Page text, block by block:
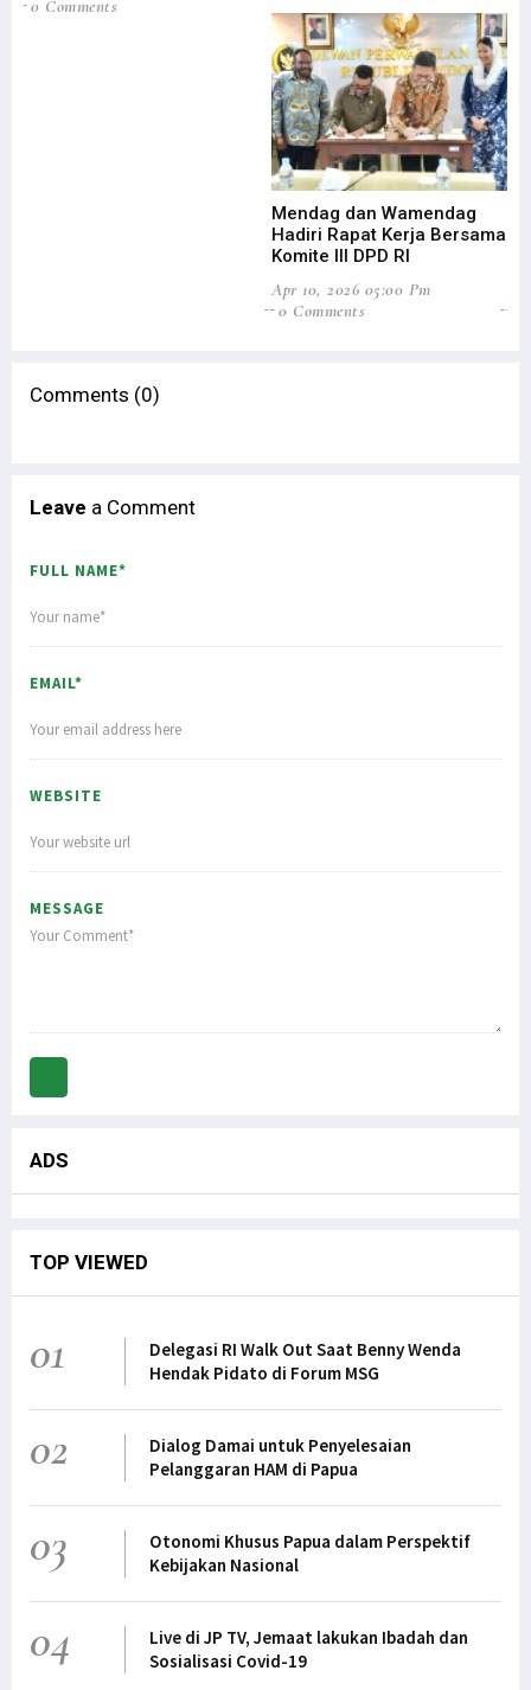
0 Comments
Mendag dan Wamendag
Hadiri Rapat Kerja Bersama
Komite III DPD RI
Apr 10, 2026 05:00 Pm
0 Comments
Comments (0)
Leave a Comment
FULL NAME*
EMAIL*
WEBSITE
MESSAGE
ADS
TOP VIEWED
01
Delegasi RI Walk Out Saat Benny Wenda
Hendak Pidato di Forum MSG
02
Dialog Damai untuk Penyelesaian
Pelanggaran HAM di Papua
03
Otonomi Khusus Papua dalam Perspektif
Kebijakan Nasional
04
Live di JP TV, Jemaat lakukan Ibadah dan
Sosialisasi Covid-19